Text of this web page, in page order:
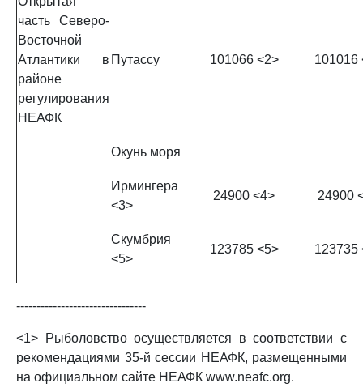
часть Северо-
Восточной
Атлантики в
районе
регулирования
НЕАФК
Путассу 101066 <2> 101016
Окунь моря
Ирмингера
<3>
24900 <4> 24900
Скумбрия
<5>
123785 <5> 123735
--------------------------------
<1> Рыболовство осуществляется в соответствии с
рекомендациями 35-й сессии НЕАФК, размещенными
на официальном сайте НЕАФК www.neafc.org.